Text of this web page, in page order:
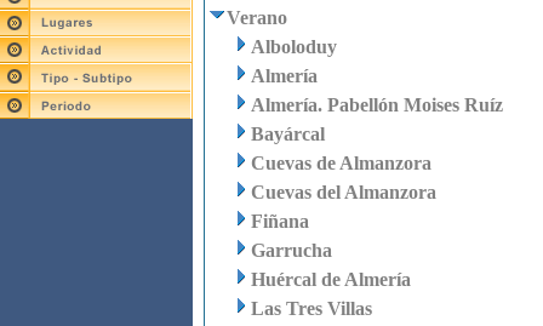
Verano
Alboloduy
Almería
Almería. Pabellón Moises Ruíz
Bayárcal
Cuevas de Almanzora
Cuevas del Almanzora
Fiñana
Garrucha
Huércal de Almería
Las Tres Villas